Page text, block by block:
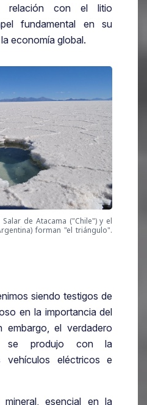
relación con el litio
fundamental en su
economía global.
de Atacama ("Chile") y el
forman "el triángulo".
siendo testigos de
en la importancia del
el verdadero
se produjo con la
vehículos eléctricos e
esencial en la